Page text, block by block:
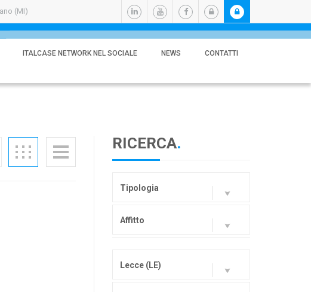
(MI)
ITALCASE NETWORK NEL SOCIALE NEWS CONTATTI
RICERCA.
Tipologia
Affitto
Lecce (LE)